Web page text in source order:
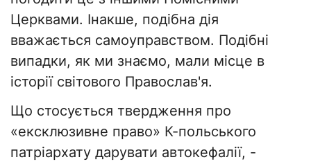
Церквами. Інакше, подібна дія
вважається самоуправством. Подібні
випадки, як ми знаємо, мали місце в
історії світового Православ'я.
Що стосується твердження про
«ексклюзивне право» К-польського
патріархату дарувати автокефалії, -